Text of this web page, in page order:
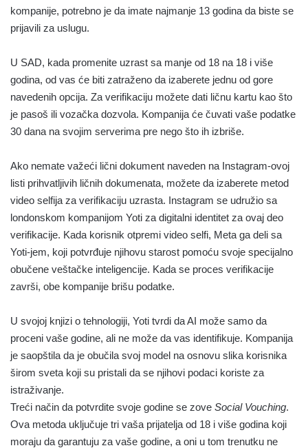
kompanije, potrebno je da imate najmanje 13 godina da biste se
prijavili za uslugu.
U SAD, kada promenite uzrast sa manje od 18 na 18 i više
godina, od vas će biti zatraženo da izaberete jednu od gore
navedenih opcija. Za verifikaciju možete dati ličnu kartu kao što
je pasoš ili vozačka dozvola. Kompanija će čuvati vaše podatke
30 dana na svojim serverima pre nego što ih izbriše.
Ako nemate važeći lični dokument naveden na Instagram-ovoj
listi prihvatljivih ličnih dokumenata, možete da izaberete metod
video selfija za verifikaciju uzrasta. Instagram se udružio sa
londonskom kompanijom Yoti za digitalni identitet za ovaj deo
verifikacije. Kada korisnik otpremi video selfi, Meta ga deli sa
Yoti-jem, koji potvrđuje njihovu starost pomoću svoje specijalno
obučene veštačke inteligencije. Kada se proces verifikacije
završi, obe kompanije brišu podatke.
U svojoj knjizi o tehnologiji, Yoti tvrdi da AI može samo da
proceni vaše godine, ali ne može da vas identifikuje. Kompanija
je saopštila da je obučila svoj model na osnovu slika korisnika
širom sveta koji su pristali da se njihovi podaci koriste za
istraživanje.
Treći način da potvrdite svoje godine se zove Social Vouching.
Ova metoda uključuje tri vaša prijatelja od 18 i više godina koji
moraju da garantuju za vaše godine, a oni u tom trenutku ne